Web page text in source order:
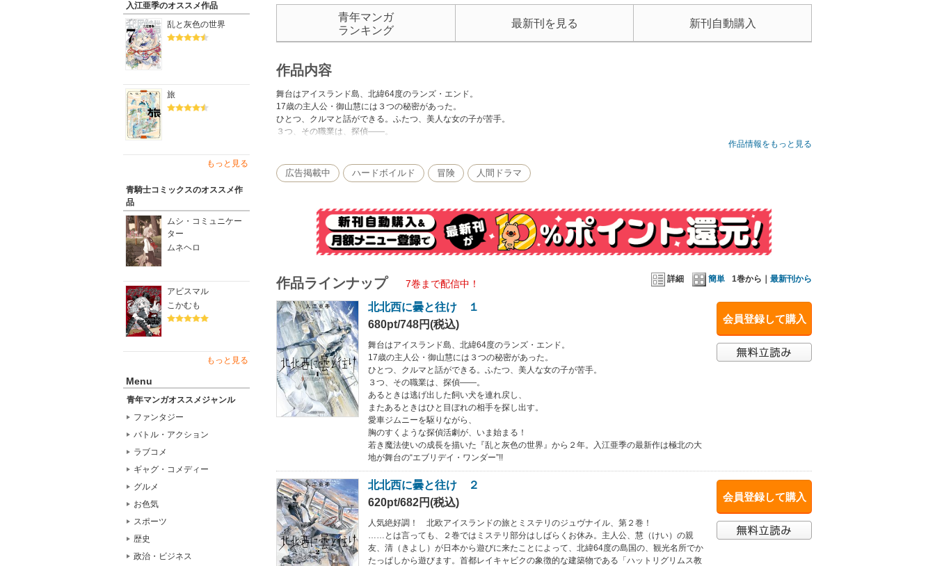
入江亜季のオススメ作品
乱と灰色の世界
旅
もっと見る
青騎士コミックスのオススメ作
品
ムシ・コミュニケー
ター
ムネヘロ
アビスマル
こかむも
もっと見る
Menu
青年マンガオススメジャンル
ファンタジー
バトル・アクション
ラブコメ
ギャグ・コメディー
グルメ
お色気
スポーツ
歴史
政治・ビジネス
青年マンガ
ランキング
最新刊を見る 新刊自動購入
作品内容
舞台はアイスランド島、北緯64度のランズ・エンド。
17歳の主人公・御山慧には３つの秘密があった。
ひとつ、クルマと話ができる。ふたつ、美人な女の子が苦手。
３つ、その職業は、探偵――。
愛車ジムニーを駆りながら、
胸のすくような探偵活劇が、いま始まる！
作品情報をもっと見る
広告掲載中 ハードボイルド 冒険 人間ドラマ
詳細 簡単 1巻から｜ 最新刊から
作品ラインナップ 7巻まで配信中！
会員登録して購入
北北西に曇と往け １
680pt/748円(税込)
舞台はアイスランド島、北緯64度のランズ・エンド。
17歳の主人公・御山慧には３つの秘密があった。
ひとつ、クルマと話ができる。ふたつ、美人な女の子が苦手。
３つ、その職業は、探偵――。
あるときは逃げ出した飼い犬を連れ戻し、
またあるときはひと目ぼれの相手を探し出す。
愛車ジムニーを駆りながら、
胸のすくような探偵活劇が、いま始まる！
若き魔法使いの成長を描いた『乱と灰色の世界』から２年。入江亜季の最新作は極北の大
地が舞台の“エブリデイ・ワンダー”!!
会員登録して購入
北北西に曇と往け ２
620pt/682円(税込)
人気絶好調！ 北欧アイスランドの旅とミステリのジュヴナイル、第２巻！
……とは言っても、２巻ではミステリ部分はしばらくお休み。主人公、慧（けい）の親
友、清（きよし）が日本から遊びに来たことによって、北緯64度の島国の、観光名所でか
たっぱしから遊びます。首都レイキャビクの象徴的な建築物である「ハットリグリムス教